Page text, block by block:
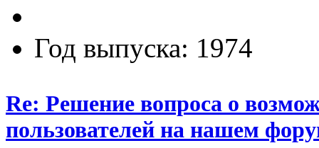
Год выпуска: 1974
Re: Решение вопроса о
пользователей на нашем